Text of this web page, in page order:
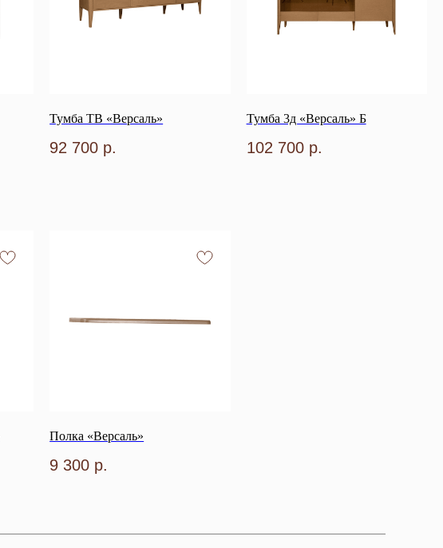
Тумба ТВ «Версаль»
92 700 р.
Тумба 3д «Версаль» Б
102 700 р.
Полка «Версаль»
9 300 р.